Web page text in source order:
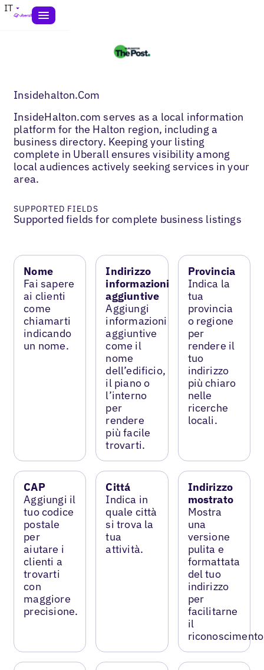
IT
Insidehalton.Com
InsideHalton.com serves as a local information
platform for the Halton region, including a
business directory. Keeping your listing
complete in Uberall ensures visibility among
local audiences actively seeking services in your
area.
SUPPORTED FIELDS
Supported fields for complete business listings
Nome
Fai sapere
ai clienti
come
chiamarti
indicando
un nome.
Indirizzo
informazioni
aggiuntive
Aggiungi
informazioni
aggiuntive
come il
nome
dell’edificio,
il piano o
l’interno
per
rendere
più facile
trovarti.
Provincia
Indica la
tua
provincia
o regione
per
rendere il
tuo
indirizzo
più chiaro
nelle
ricerche
locali.
CAP
Aggiungi il
tuo codice
postale
per
aiutare i
clienti a
trovarti
con
maggiore
precisione.
Cittá
Indica in
quale città
si trova la
tua
attività.
Indirizzo
mostrato
Mostra
una
versione
pulita e
formattata
del tuo
indirizzo
per
facilitarne
il